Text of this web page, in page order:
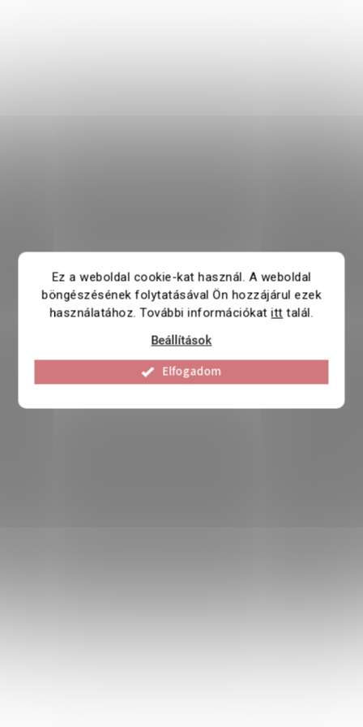
Ez a weboldal cookie-kat használ. A weboldal
böngészésének folytatásával Ön hozzájárul ezek
használatához. További információkatitt talál.
Beállítások
Elfogadom